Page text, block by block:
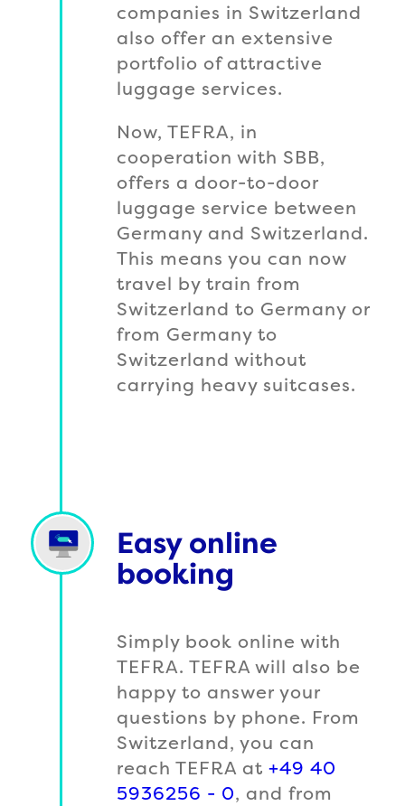
companies in Switzerland
also offer an extensive
portfolio of attractive
luggage services.
Now, TEFRA, in
cooperation with SBB,
offers a door-to-door
luggage service between
Germany and Switzerland.
This means you can now
travel by train from
Switzerland to Germany or
from Germany to
Switzerland without
carrying heavy suitcases.
Easy online
booking
Simply book online with
TEFRA. TEFRA will also be
happy to answer your
questions by phone. From
Switzerland, you can
reach TEFRA at +49 40
5936256 - 0, and from